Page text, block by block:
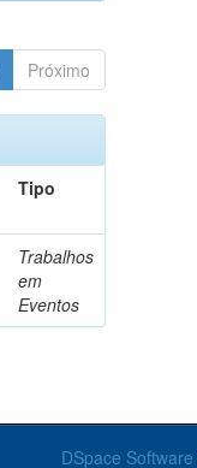
Próximo
Tipo
Trabalhos
em
Eventos
DSpace Software